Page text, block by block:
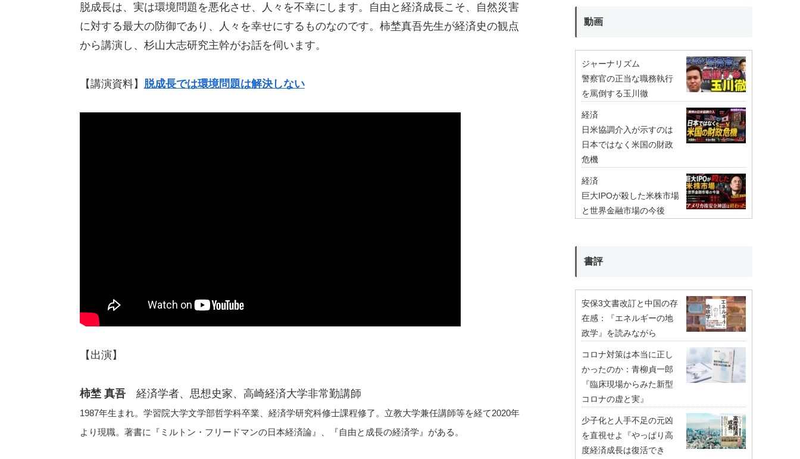
脱成長は、実は環境問題を悪化させ、人々を不幸にします。自由と経済成長こそ、自然災害
に対する最大の防御であり、人々を幸せにするものなのです。柿埜真吾先生が経済史の観点
から講演し、杉山大志研究主幹がお話を伺います。
【講演資料】 脱成長では環境問題は解決しない
【出演】
柿埜 真吾経済学者、思想史家、高崎経済大学非常勤講師
1987年生まれ。学習院大学文学部哲学科卒業、経済学研究科修士課程修了。立教大学兼任講師等を経て2020年
より現職。著書に『ミルトン・フリードマンの日本経済論』、『自由と成長の経済学』がある。
動画
ジャーナリズム
警察官の正当な職務執行
を罵倒する玉川徹
経済
日米協調介入が示すのは
日本ではなく米国の財政
危機
経済
巨大IPOが殺した米株市場
と世界金融市場の今後
書評
安保3文書改訂と中国の存
在感：『エネルギーの地
政学』を読みながら
コロナ対策は本当に正し
かったのか：青柳貞一郎
『臨床現場からみた新型
コロナの虚と実』
少子化と人手不足の元凶
を直視せよ『やっぱり高
度経済成長は復活でき